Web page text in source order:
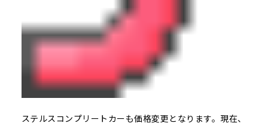
ステルスコンプリートカーも価格変更となります。現在、